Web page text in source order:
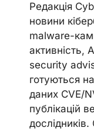
Редакція
новини
malware-
активність,
security
готуються
даних CVE/
публікацій